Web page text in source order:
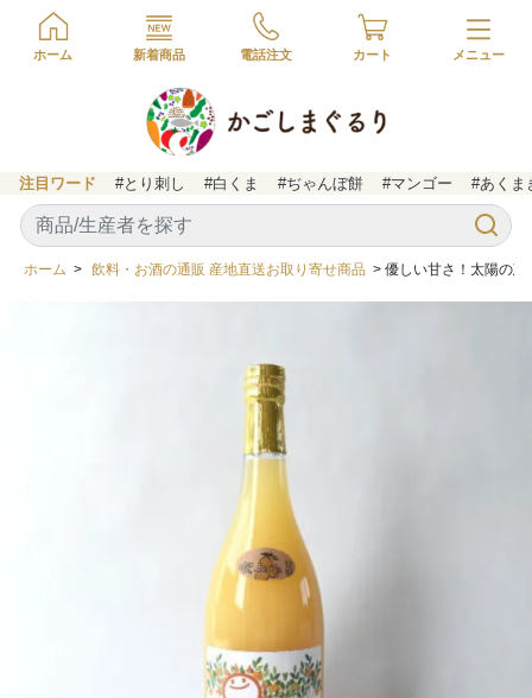
ホーム 新着商品 電話注文 カート
注目ワード #とり刺し #白くま #ぢゃんぼ餅 #マンゴー #あくま
ホーム > 飲料・お酒の通販 産地直送お取り寄せ商品 > 優しい甘さ！太陽の